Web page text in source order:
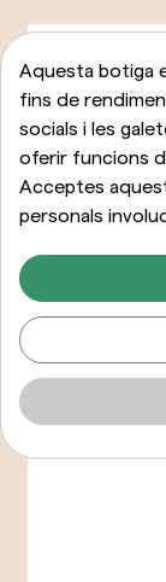
Aquesta botiga
fins de
socials i les
oferir funcions
Acceptes
personals